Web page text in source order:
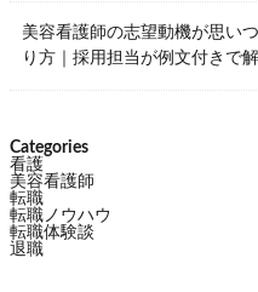
美容看護師の志望動機が思い
り方｜採用担当が例文付きで
Categories
看護
美容看護師
転職
転職ノウハウ
転職体験談
退職